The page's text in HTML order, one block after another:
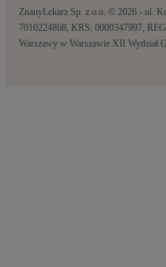
ZnanyLekarz Sp. z o.o. © 2026 - ul.
7010224868, KRS: 0000347997,
Warszawy w Warszawie XII Wydział